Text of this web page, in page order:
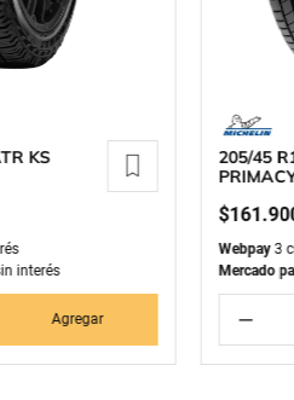
KS
interés
Agregar
205/45
$161.
Webpay3
Mercado
－